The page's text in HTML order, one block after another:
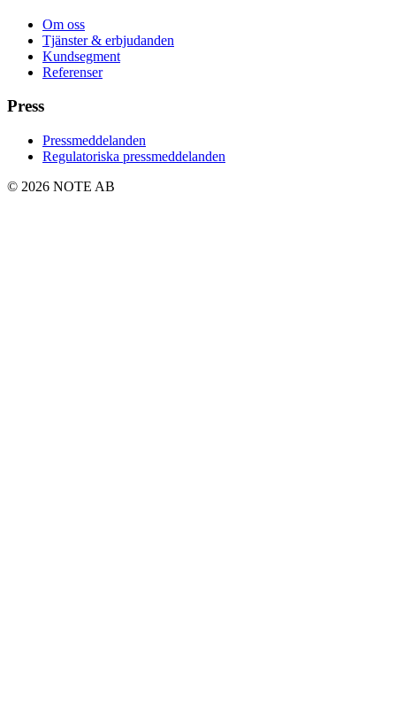
Om oss
Tjänster & erbjudanden
Kundsegment
Referenser
Press
Pressmeddelanden
Regulatoriska pressmeddelanden
© 2026 NOTE AB